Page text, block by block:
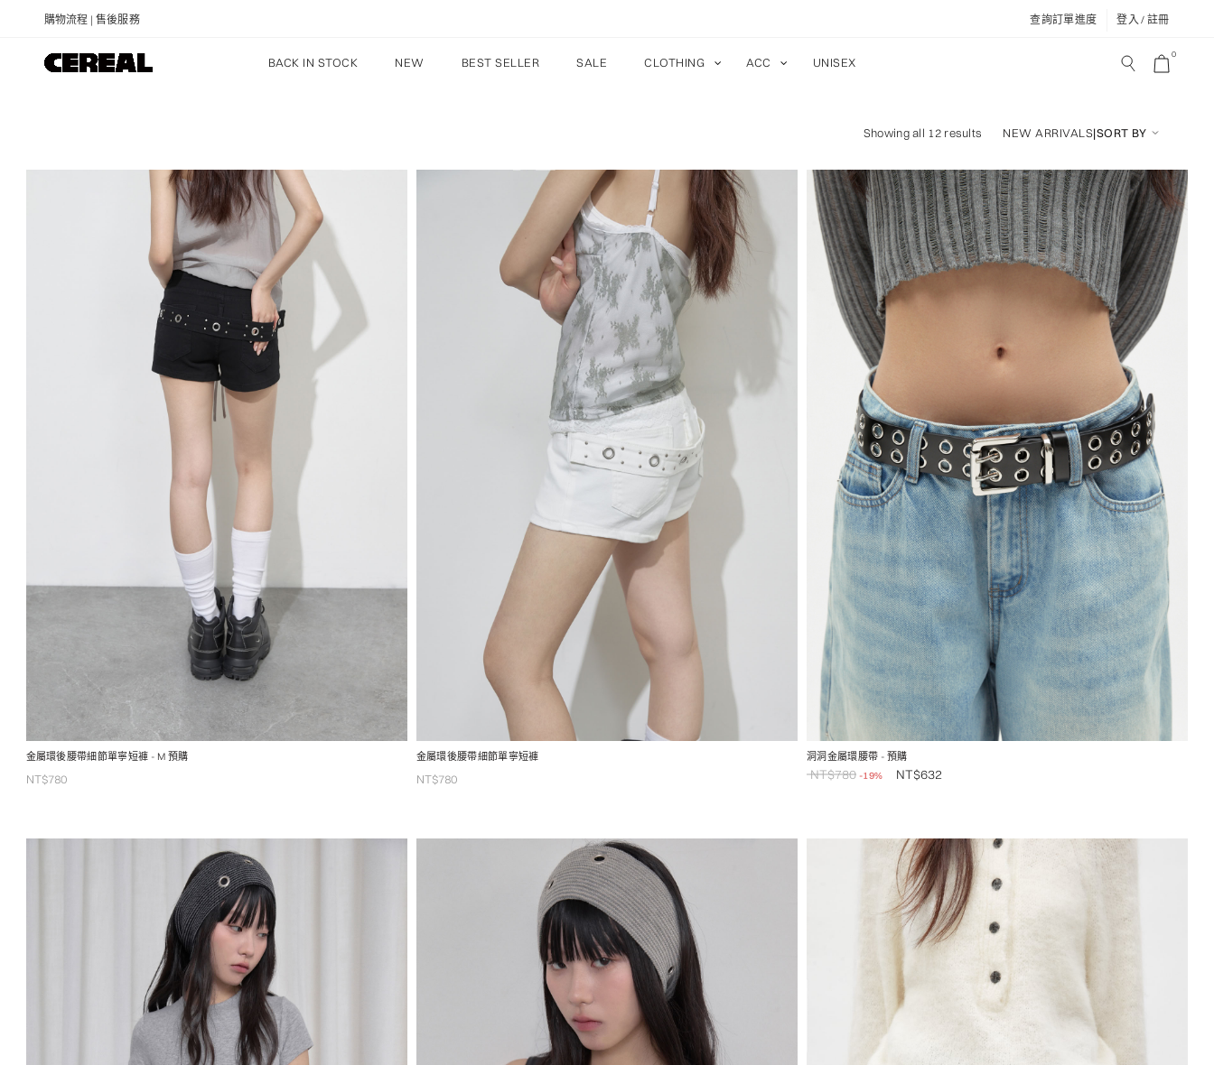
購物流程 | 售後服務 查詢訂單進度 登入 / 註冊
BACK IN STOCK NEW BEST SELLER SALE CLOTHING ACC UNISEX
0
Showing all 12 results NEW ARRIVALS|SORT BY
NEW ARRIVALS
RECOMMENDED
PRICE: LOW TO HIGH
PRICE: HIGH TO LOW
DISCOUNT: HIGH TO LOW
金屬環後腰帶細節單寧短褲 - M 預購
NT$780
金屬環後腰帶細節單寧短褲
NT$780
洞洞金屬環腰帶 - 預購
NT$780 -19% NT$632